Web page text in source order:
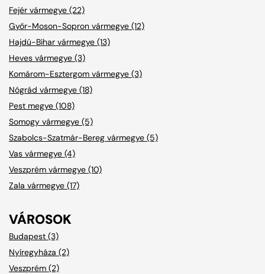
Fejér vármegye (22)
Győr-Moson-Sopron vármegye (12)
Hajdú-Bihar vármegye (13)
Heves vármegye (3)
Komárom-Esztergom vármegye (3)
Nógrád vármegye (18)
Pest megye (108)
Somogy vármegye (5)
Szabolcs-Szatmár-Bereg vármegye (5)
Vas vármegye (4)
Veszprém vármegye (10)
Zala vármegye (17)
VÁROSOK
Budapest (3)
Nyíregyháza (2)
Veszprém (2)